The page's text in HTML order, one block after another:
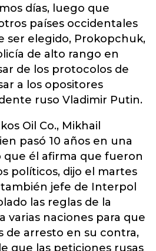
días, luego que
países occidentales
ser elegido, Prokopchuk,
de alto rango en
de los protocolos de
a los opositores
ruso Vladimir Putin.
Oil Co., Mikhail
pasó 10 años en una
que él afirma que fueron
políticos, dijo el martes
jefe de Interpol
las reglas de la
varias naciones para que
de arresto en su contra,
que las peticiones rusas